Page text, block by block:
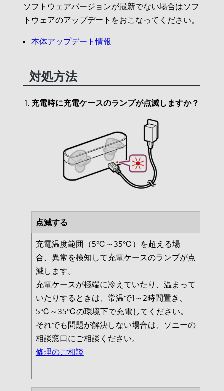
ソフトウェアバージョンが最新でない場合はソフ
トウェアのアップデートをおこなってください。
本体アップデート情報
対処方法
充電時に充電ケースのランプが点滅しますか？
点滅する
充電温度範囲（5℃～35℃）を超える場
合、異常を検知して充電ケースのランプが点
滅します。
充電ケースが極端に冷えていたり、温まって
いたりするときは、常温で1～2時間置き、
5℃～35℃の環境下で充電してください。
それでも問題が解決しない場合は、ソニーの
相談窓口にご相談ください。
修理のご相談